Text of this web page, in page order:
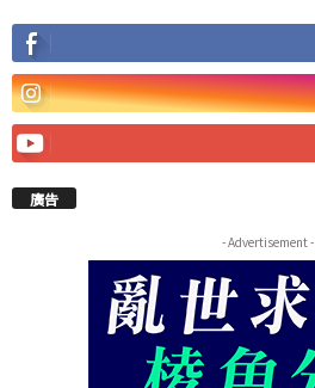
廣告
- Advertisement -